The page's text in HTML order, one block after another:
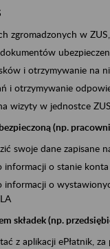
zgromadzonych w ZUS,
i otrzymywanie na
i otrzymywanie
wizyty w jednostce
(np.
swoje dane zapisane
informacji o stanie
informacji o
składek (np.
z aplikacji ePłatnik,